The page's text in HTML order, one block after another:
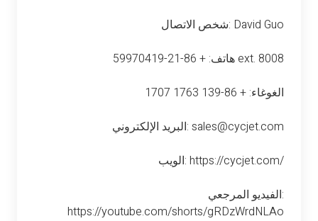
شخص الاتصال: David Guo
هاتف: + 86-21-59970419 ext. 8008
الغوغاء: + 86-139 1763 1707
البريد الإلكتروني: sales@cycjet.com
الويب: https://cycjet.com/
الفيديو المرجعي:
https://youtube.com/shorts/gRDzWrdNLAo